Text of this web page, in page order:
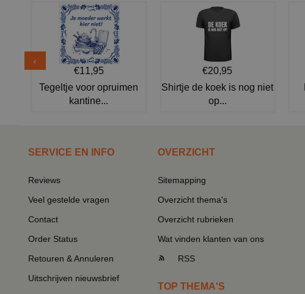
€11,95
Tegeltje voor opruimen
kantine...
€20,95
Shirtje de koek is nog niet
op...
SERVICE EN INFO
Reviews
Veel gestelde vragen
Contact
Order Status
Retouren & Annuleren
Uitschrijven nieuwsbrief
OVERZICHT
Sitemapping
Overzicht thema's
Overzicht rubrieken
Wat vinden klanten van ons
RSS
TOP THEMA'S